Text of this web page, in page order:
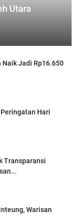
Utara
Naik Jadi Rp16.650
Hari
Transparansi
Warisan